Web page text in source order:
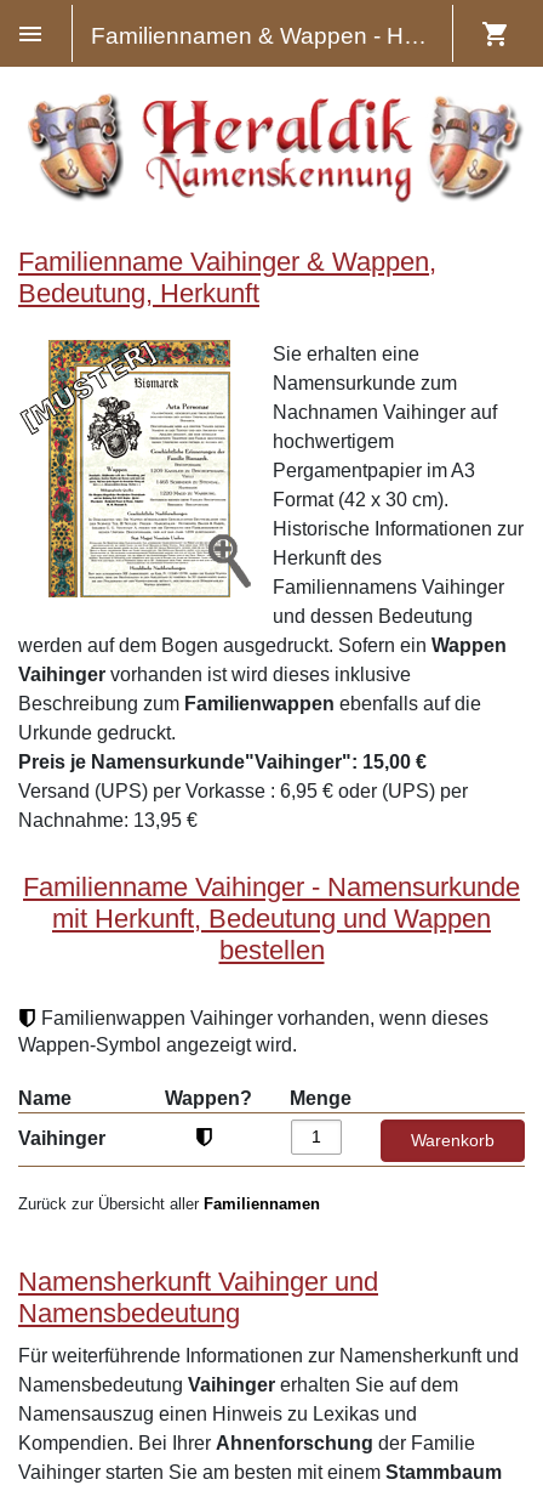
Familiennamen & Wappen - Heraldik
Familienname Vaihinger & Wappen,
Bedeutung, Herkunft
Sie erhalten eine
Namensurkunde zum
Nachnamen Vaihinger auf
hochwertigem
Pergamentpapier im A3
Format (42 x 30 cm).
Historische Informationen zur
Herkunft des
Familiennamens Vaihinger
und dessen Bedeutung
werden auf dem Bogen ausgedruckt. Sofern ein Wappen
Vaihinger vorhanden ist wird dieses inklusive
Beschreibung zum Familienwappen ebenfalls auf die
Urkunde gedruckt.
Preis je Namensurkunde"Vaihinger": 15,00 €
Versand (UPS) per Vorkasse : 6,95 € oder (UPS) per
Nachnahme: 13,95 €
Familienname Vaihinger - Namensurkunde
mit Herkunft, Bedeutung und Wappen
bestellen
Familienwappen Vaihinger vorhanden, wenn dieses
Wappen-Symbol angezeigt wird.
Name Wappen?
Menge
Vaihinger
Zurück zur Übersicht aller Familiennamen
Namensherkunft Vaihinger und
Namensbedeutung
Für weiterführende Informationen zur Namensherkunft und
Namensbedeutung Vaihinger erhalten Sie auf dem
Namensauszug einen Hinweis zu Lexikas und
Kompendien. Bei Ihrer Ahnenforschung der Familie
Vaihinger starten Sie am besten mit einem Stammbaum